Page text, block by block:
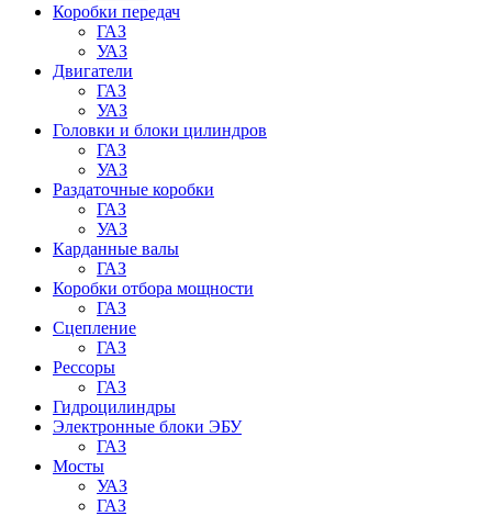
Коробки передач
ГАЗ
УАЗ
Двигатели
ГАЗ
УАЗ
Головки и блоки цилиндров
ГАЗ
УАЗ
Раздаточные коробки
ГАЗ
УАЗ
Карданные валы
ГАЗ
Коробки отбора мощности
ГАЗ
Сцепление
ГАЗ
Рессоры
ГАЗ
Гидроцилиндры
Электронные блоки ЭБУ
ГАЗ
Мосты
УАЗ
ГАЗ